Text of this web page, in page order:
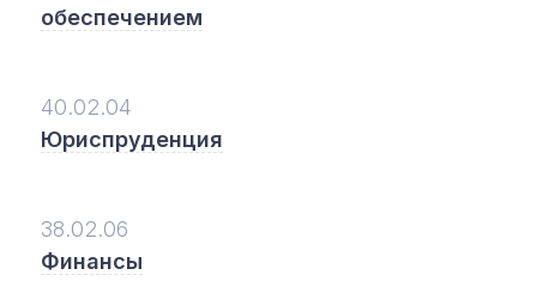
обеспечением
40.02.04
Юриспруденция
38.02.06
Финансы